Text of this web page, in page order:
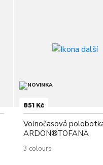
851 Kč
Volnočasová
ARDON®TOFANA
3 colours